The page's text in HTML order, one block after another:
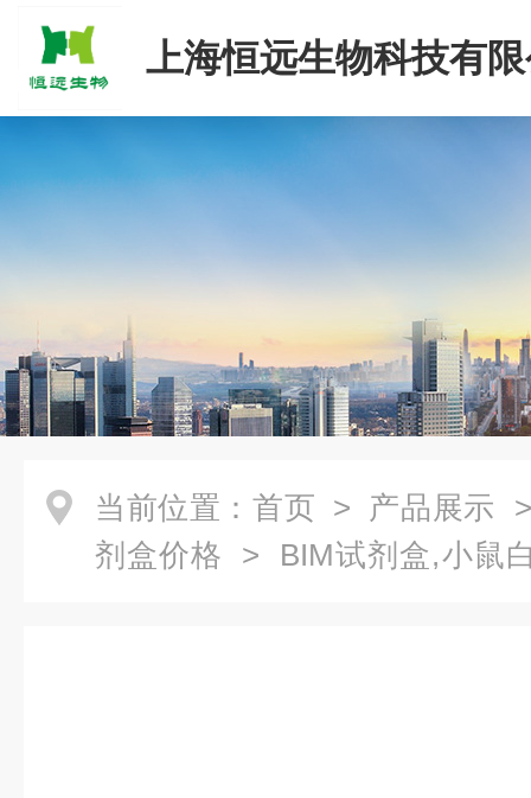
上海恒远生物科技有
当前位置： 首页 > 产品展示
剂盒价格 > BIM试剂盒,小鼠